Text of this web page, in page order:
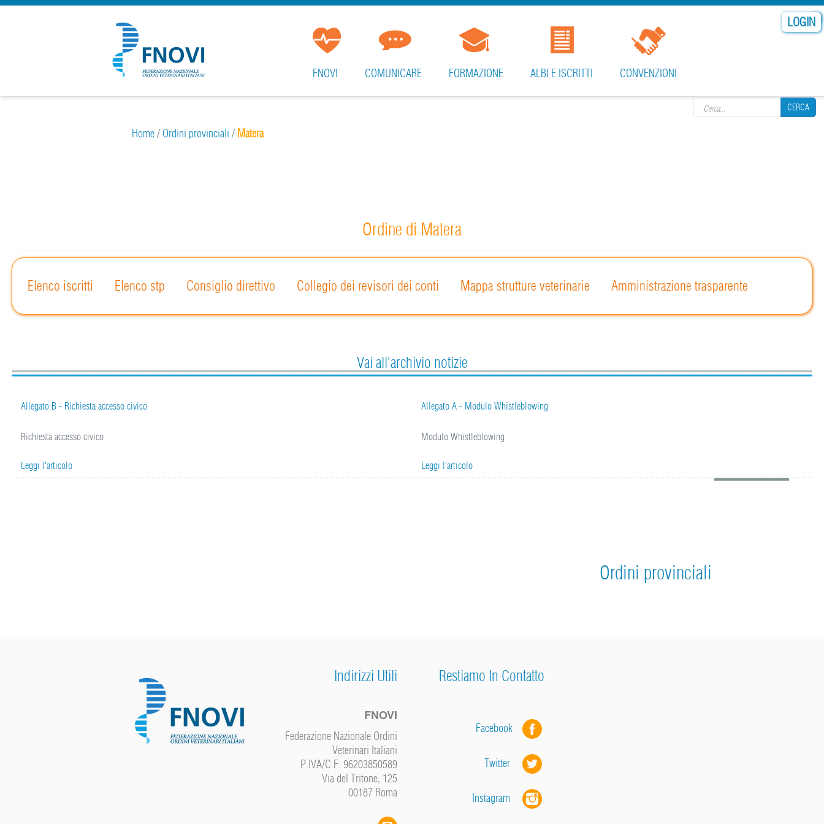
LOGIN
CERCA
FNOVI COMUNICARE FORMAZIONE ALBI E ISCRITTI CONVENZIONI
Home/ Ordini provinciali / Matera
Ordine di Matera
Elenco iscritti Elenco stp Consiglio direttivo Collegio dei revisori dei conti Mappa strutture veterinarie Amministrazione trasparente
Vai all'archivio notizie
Allegato B - Richiesta accesso civico
Richiesta accesso civico
Leggi l'articolo
Allegato A - Modulo Whistleblowing
Modulo Whistleblowing
Leggi l'articolo
Ordini provinciali
Indirizzi Utili
FNOVI
Federazione Nazionale Ordini
Veterinari Italiani
P.IVA/C.F. 96203850589
Via del Tritone, 125
00187 Roma
Restiamo In Contatto
Facebook
Twitter
Instagram